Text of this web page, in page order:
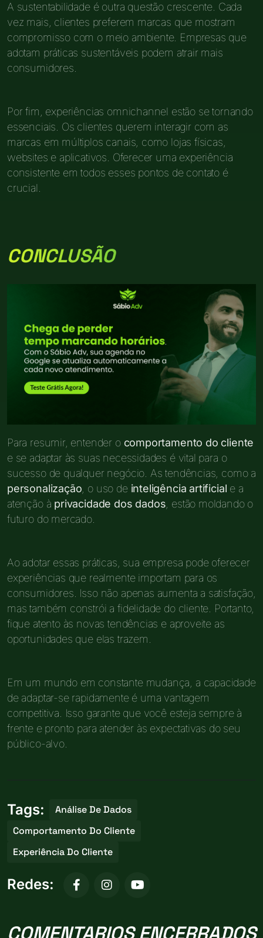
A sustentabilidade é outra questão crescente. Cada
vez mais, clientes preferem marcas que mostram
compromisso com o meio ambiente. Empresas que
adotam práticas sustentáveis podem atrair mais
consumidores.
Por fim, experiências omnichannel estão se tornando
essenciais. Os clientes querem interagir com as
marcas em múltiplos canais, como lojas físicas,
websites e aplicativos. Oferecer uma experiência
consistente em todos esses pontos de contato é
crucial.
CONCLUSÃO
Para resumir, entender o comportamento do cliente
e se adaptar às suas necessidades é vital para o
sucesso de qualquer negócio. As tendências, como a
personalização , o uso de inteligência artificial e a
atenção à privacidade dos dados , estão moldando o
futuro do mercado.
Ao adotar essas práticas, sua empresa pode oferecer
experiências que realmente importam para os
consumidores. Isso não apenas aumenta a satisfação,
mas também constrói a fidelidade do cliente. Portanto,
fique atento às novas tendências e aproveite as
oportunidades que elas trazem.
Em um mundo em constante mudança, a capacidade
de adaptar-se rapidamente é uma vantagem
competitiva. Isso garante que você esteja sempre à
frente e pronto para atender às expectativas do seu
público-alvo.
Tags:
Análise De Dados
Comportamento Do Cliente
Experiência Do Cliente
Redes:
COMENTARIOS ENCERRADOS